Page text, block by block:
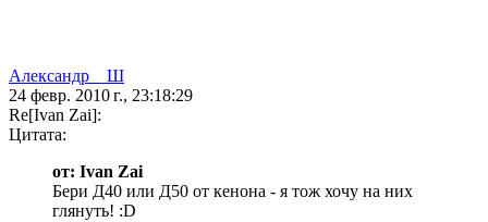
Александр__Ш
24 февр. 2010 г., 23:18:29
Re[Ivan Zai]:
Цитата:
от: Ivan Zai
Бери Д40 или Д50 от кенона - я тож хочу на них
глянуть! :D